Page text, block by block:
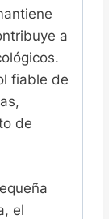
a
fiable de
de
el